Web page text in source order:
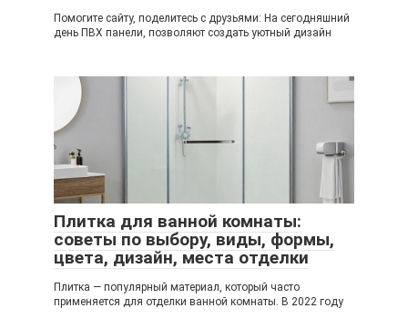
Помогите сайту, поделитесь с друзьями: На сегодняшний
день ПВХ панели, позволяют создать уютный дизайн
Плитка для ванной комнаты:
советы по выбору, виды, формы,
цвета, дизайн, места отделки
Плитка — популярный материал, который часто
применяется для отделки ванной комнаты. В 2022 году